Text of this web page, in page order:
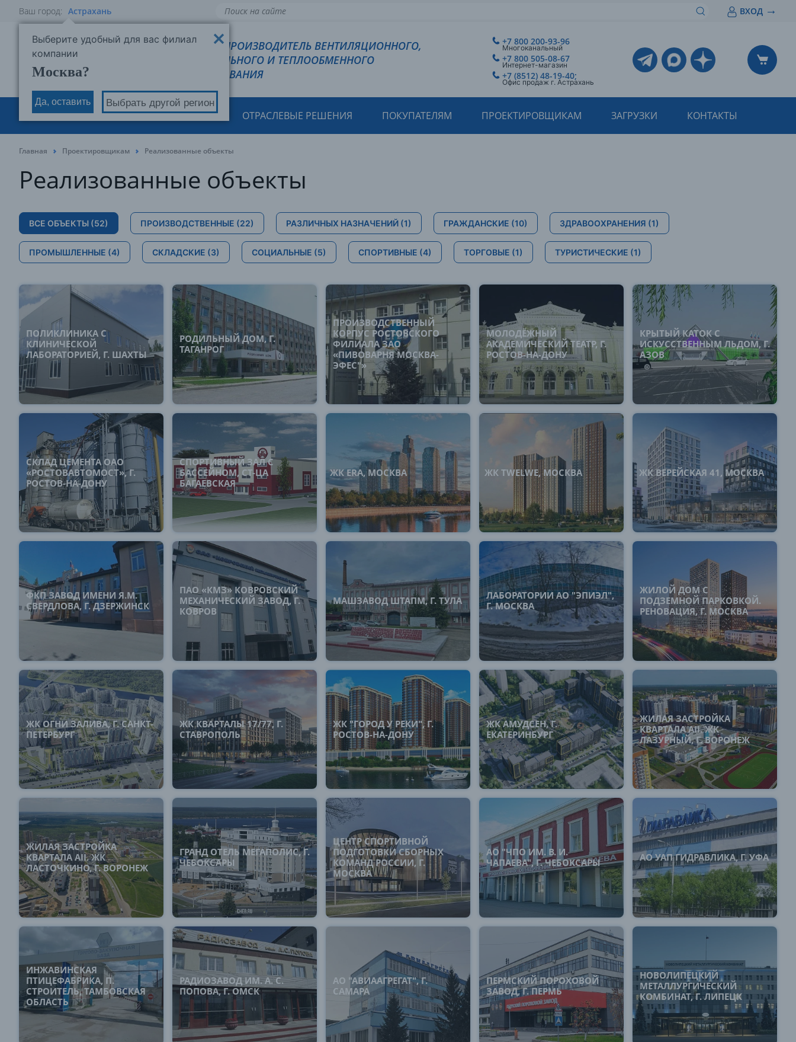
Ваш город: Астрахань
Выберите удобный для вас филиал
компании
Москва?
Да, оставить Выбрать другой регион
ВХОД →
РОВЕН - ПРОИЗВОДИТЕЛЬ ВЕНТИЛЯЦИОННОГО,
ХОЛОДИЛЬНОГО И ТЕПЛООБМЕННОГО
ОБОРУДОВАНИЯ
+7 800 200-93-96
Многоканальный
+7 800 505-08-67
Интернет-магазин
+7 (8512) 48-19-40;
Офис продаж г. Астрахань
О КОМПАНИИ ПРОДУКЦИЯ ОТРАСЛЕВЫЕ РЕШЕНИЯ ПОКУПАТЕЛЯМ ПРОЕКТИРОВЩИКАМ ЗАГРУЗКИ КОНТАКТЫ
Главная Проектировщикам Реализованные объекты
Реализованные объекты
ВСЕ ОБЪЕКТЫ (52) ПРОИЗВОДСТВЕННЫЕ (22) РАЗЛИЧНЫХ НАЗНАЧЕНИЙ (1) ГРАЖДАНСКИЕ (10) ЗДРАВООХРАНЕНИЯ (1)
ПРОМЫШЛЕННЫЕ (4) СКЛАДСКИЕ (3) СОЦИАЛЬНЫЕ (5) СПОРТИВНЫЕ (4) ТОРГОВЫЕ (1) ТУРИСТИЧЕСКИЕ (1)
ПОЛИКЛИНИКА С
КЛИНИЧЕСКОЙ
ЛАБОРАТОРИЕЙ, Г. ШАХТЫ
РОДИЛЬНЫЙ ДОМ, Г.
ТАГАНРОГ
ПРОИЗВОДСТВЕННЫЙ
КОРПУС РОСТОВСКОГО
ФИЛИАЛА ЗАО
«ПИВОВАРНЯ МОСКВА-
ЭФЕС"»
МОЛОДЁЖНЫЙ
АКАДЕМИЧЕСКИЙ ТЕАТР, Г.
РОСТОВ-НА-ДОНУ
КРЫТЫЙ КАТОК С
ИСКУССТВЕННЫМ ЛЬДОМ, Г.
АЗОВ
СКЛАД ЦЕМЕНТА ОАО
«РОСТОВАВТОМОСТ», Г.
РОСТОВ-НА-ДОНУ
СПОРТИВНЫЙ ЗАЛ С
БАССЕЙНОМ, СТ-ЦА
БАГАЕВСКАЯ
ЖК ERA, МОСКВА ЖК TWELWE, МОСКВА ЖК ВЕРЕЙСКАЯ 41, МОСКВА
ФКП ЗАВОД ИМЕНИ Я.М.
СВЕРДЛОВА, Г. ДЗЕРЖИНСК
ПАО «КМЗ» КОВРОВСКИЙ
МЕХАНИЧЕСКИЙ ЗАВОД, Г.
КОВРОВ
МАШЗАВОД ШТАПМ, Г. ТУЛА
ЛАБОРАТОРИИ АО "ЭПИЭЛ",
Г. МОСКВА
ЖИЛОЙ ДОМ С
ПОДЗЕМНОЙ ПАРКОВКОЙ.
РЕНОВАЦИЯ, Г. МОСКВА
ЖК ОГНИ ЗАЛИВА, Г. САНКТ-
ПЕТЕРБУРГ
ЖК КВАРТАЛЫ 17/77, Г.
СТАВРОПОЛЬ
ЖК "ГОРОД У РЕКИ", Г.
РОСТОВ-НА-ДОНУ
ЖК АМУДСЕН, Г.
ЕКАТЕРИНБУРГ
ЖИЛАЯ ЗАСТРОЙКА
КВАРТАЛА AII. ЖК
ЛАЗУРНЫЙ, Г. ВОРОНЕЖ
ЖИЛАЯ ЗАСТРОЙКА
КВАРТАЛА AII. ЖК
ЛАСТОЧКИНО, Г. ВОРОНЕЖ
ГРАНД ОТЕЛЬ МЕГАПОЛИС, Г.
ЧЕБОКСАРЫ
ЦЕНТР СПОРТИВНОЙ
ПОДГОТОВКИ СБОРНЫХ
КОМАНД РОССИИ, Г.
МОСКВА
АО "ЧПО ИМ. В. И.
ЧАПАЕВА", Г. ЧЕБОКСАРЫ
АО УАП ГИДРАВЛИКА, Г. УФА
ИНЖАВИНСКАЯ
ПТИЦЕФАБРИКА, П.
СТРОИТЕЛЬ, ТАМБОВСКАЯ
ОБЛАСТЬ
РАДИОЗАВОД ИМ. А. С.
ПОПОВА, Г. ОМСК
АО "АВИААГРЕГАТ", Г.
САМАРА
ПЕРМСКИЙ ПОРОХОВОЙ
ЗАВОД, Г. ПЕРМЬ
НОВОЛИПЕЦКИЙ
МЕТАЛЛУРГИЧЕСКИЙ
КОМБИНАТ, Г. ЛИПЕЦК